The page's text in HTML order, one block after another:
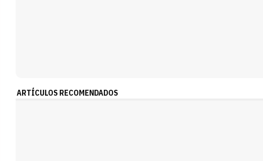
ARTÍCULOS RECOMENDADOS